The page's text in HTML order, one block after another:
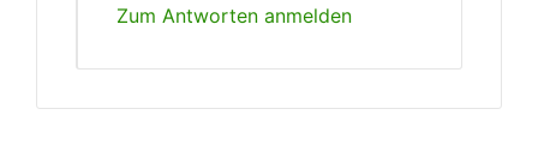
Zum Antworten anmelden